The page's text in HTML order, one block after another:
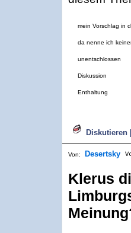
mein Vorschlag in
da nenne ich
unentschlossen
Diskussion
Enthaltung
Diskutieren
Von: Desertsky
Klerus